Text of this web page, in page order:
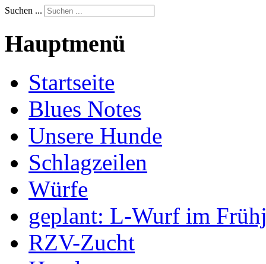
Suchen ...
Hauptmenü
Startseite
Blues Notes
Unsere Hunde
Schlagzeilen
Würfe
geplant: L-Wurf im
RZV-Zucht